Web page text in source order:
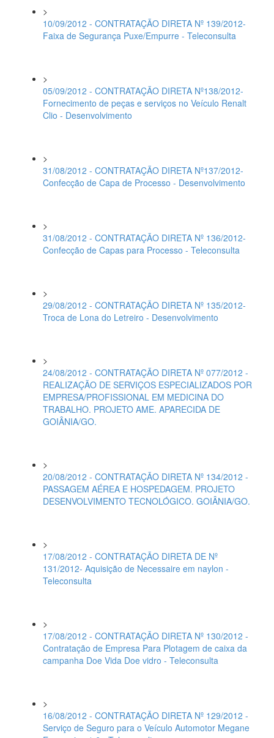
>
10/09/2012 - CONTRATAÇÃO DIRETA Nº 139/2012-
Faixa de Segurança Puxe/Empurre - Teleconsulta
>
05/09/2012 - CONTRATAÇÃO DIRETA Nº138/2012-
Fornecimento de peças e serviços no Veículo Renalt
Clio - Desenvolvimento
>
31/08/2012 - CONTRATAÇÃO DIRETA Nº137/2012-
Confecção de Capa de Processo - Desenvolvimento
>
31/08/2012 - CONTRATAÇÃO DIRETA Nº 136/2012-
Confecção de Capas para Processo - Teleconsulta
>
29/08/2012 - CONTRATAÇÃO DIRETA Nº 135/2012-
Troca de Lona do Letreiro - Desenvolvimento
>
24/08/2012 - CONTRATAÇÃO DIRETA Nº 077/2012 -
REALIZAÇÃO DE SERVIÇOS ESPECIALIZADOS POR
EMPRESA/PROFISSIONAL EM MEDICINA DO
TRABALHO. PROJETO AME. APARECIDA DE
GOIÂNIA/GO.
>
20/08/2012 - CONTRATAÇÃO DIRETA Nº 134/2012 -
PASSAGEM AÉREA E HOSPEDAGEM. PROJETO
DESENVOLVIMENTO TECNOLÓGICO. GOIÂNIA/GO.
>
17/08/2012 - CONTRATAÇÃO DIRETA DE Nº
131/2012- Aquisição de Necessaire em naylon -
Teleconsulta
>
17/08/2012 - CONTRATAÇÃO DIRETA Nº 130/2012 -
Contratação de Empresa Para Plotagem de caixa da
campanha Doe Vida Doe vidro - Teleconsulta
>
16/08/2012 - CONTRATAÇÃO DIRETA Nº 129/2012 -
Serviço de Seguro para o Veículo Automotor Megane